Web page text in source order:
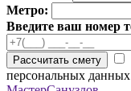
Метро:
Введите ваш номер
Рассчитать смету
персональных данных